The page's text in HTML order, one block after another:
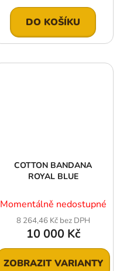
DO KOŠÍKU
COTTON BANDANA
ROYAL BLUE
Momentálně nedostupné
8 264,46 Kč bez DPH
10 000 Kč
ZOBRAZIT VARIANTY